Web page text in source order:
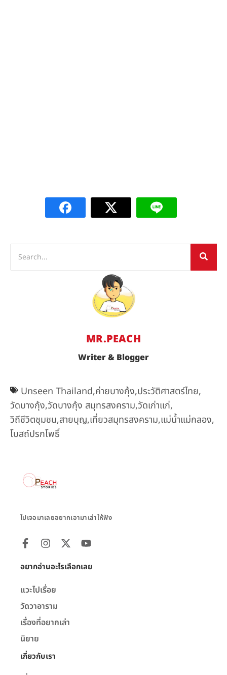
MR.PEACH
Writer & Blogger
Unseen Thailand,ค่ายบางกุ้ง,ประวัติศาสตร์ไทย,
วัดบางกุ้ง,วัดบางกุ้ง สมุทรสงคราม,วัดเก่าแก่,
วิถีชีวิตชุมชน,สายบุญ,เที่ยวสมุทรสงคราม,แม่น้ำแม่กลอง,
โบสถ์ปรกโพธิ์
ไปเจอมาเลยอยากเอามาเล่าให้ฟัง
อยากอ่านอะไรเลือกเลย
แวะไปเรื่อย
วัดวาอาราม
เรื่องที่อยากเล่า
นิยาย
เกี่ยวกับเรา